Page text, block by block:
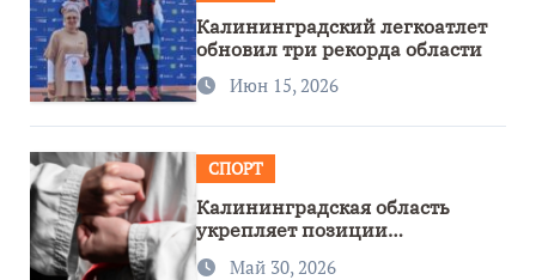
Калининградский легкоатлет
обновил три рекорда области
Июн 15, 2026
СПОРТ
Калининградская область
укрепляет позиции
спортивного региона
Май 30, 2026